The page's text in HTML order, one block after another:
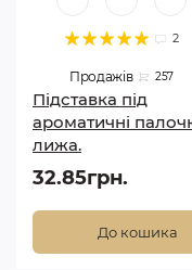
2
Продажів 257
Підставка під
ароматичні
лижа.
32.85грн.
До кошика